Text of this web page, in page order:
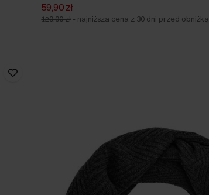
59,90 zł
129,90 zł - najniższa cena z 30 dni przed obniżką